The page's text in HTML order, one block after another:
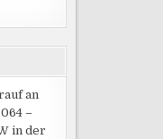
an
–
in der